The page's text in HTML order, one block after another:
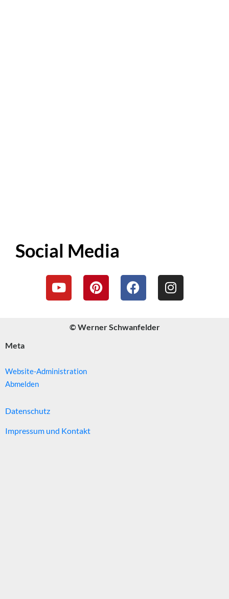
Social Media
© Werner Schwanfelder
Meta
Website-Administration
Abmelden
Datenschutz
Impressum und Kontakt